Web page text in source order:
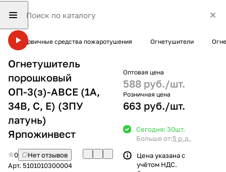
Первичные средства пожаротушения Огнетушители
Огнетушитель
порошковый
ОП-3(з)-ABCE (1А,
34В, С, Е) (ЗПУ
латунь)
Ярпожинвест
0
Нет отзывов
Арт. 5101010300004
Оптовая цена
588 руб./шт.
Розничная цена
663 руб./шт.
Сегодня: 30шт.
Больше от:5 р.д.
Цена указана с
учётом НДС.